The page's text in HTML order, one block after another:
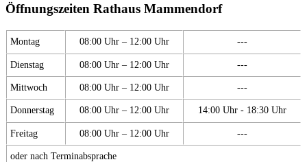
Öffnungszeiten Rathaus Mammendorf
Montag 08:00 Uhr – 12:00 Uhr ---
Dienstag 08:00 Uhr – 12:00 Uhr ---
Mittwoch 08:00 Uhr – 12:00 Uhr ---
Donnerstag 08:00 Uhr – 12:00 Uhr 14:00 Uhr - 18:30 Uhr
Freitag 08:00 Uhr – 12:00 Uhr ---
oder nach Terminabsprache